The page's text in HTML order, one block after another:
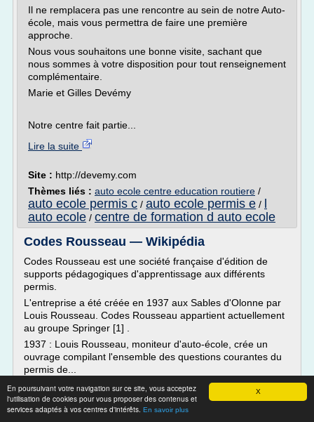
X
En poursuivant votre navigation sur ce site, vous acceptez
l'utilisation de cookies pour vous proposer des contenus et
services adaptés à vos centres d'intérêts. En savoir plus
Il ne remplacera pas une rencontre au sein de notre Auto-
école, mais vous permettra de faire une première
approche.
Nous vous souhaitons une bonne visite, sachant que
nous sommes à votre disposition pour tout renseignement
complémentaire.
Marie et Gilles Devémy
Notre centre fait partie...
Lire la suite
Site : http://devemy.com
Thèmes liés : auto ecole centre education routiere /
auto ecole permis c / auto ecole permis e /
auto ecole / centre de formation d auto ecole
Codes Rousseau — Wikipédia
Codes Rousseau est une société française d'édition de
supports pédagogiques d'apprentissage aux différents
permis.
L'entreprise a été créée en 1937 aux Sables d'Olonne par
Louis Rousseau. Codes Rousseau appartient actuellement
au groupe Springer [1] .
1937 : Louis Rousseau, moniteur d'auto-école, crée un
ouvrage compilant l'ensemble des questions courantes du
permis de...
Lire la suite
Date:2018-02-21 19:45:10